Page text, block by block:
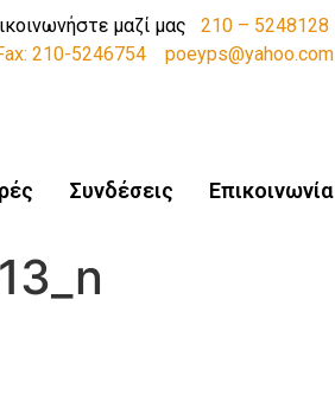
μαζί μας 210 – 5248128
210-5246754
poeyps@yahoo.com
Συνδέσεις Επικοινωνία